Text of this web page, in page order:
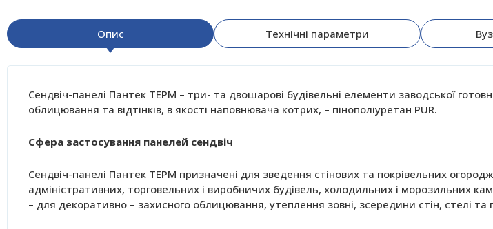
Опис Технічні параметри
Сендвіч-панелі Пантек ТЕРМ – три- та двошарові будівельні елементи заводської
облицювання та відтінків, в якості наповнювача котрих, – пінополіуретан PUR.
Сфера застосування панелей сендвіч
Сендвіч-панелі Пантек ТЕРМ призначені для зведення стінових та покрівельних
адміністративних, торговельних і виробничих будівель, холодильних і морозильних
– для декоративно – захисного облицювання, утеплення зовні, зсередини стін, стелі та